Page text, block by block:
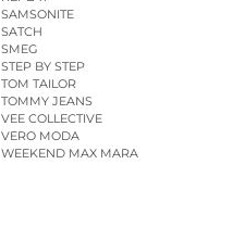
SAMSONITE
SATCH
SMEG
STEP BY STEP
TOM TAILOR
TOMMY JEANS
VEE COLLECTIVE
VERO MODA
WEEKEND MAX MARA